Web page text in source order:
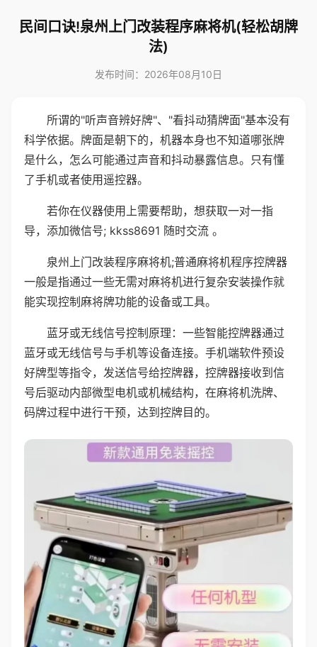
民间口诀!泉州上门改装程序麻将机(轻松胡牌
法)
发布时间：2026年08月10日
所谓的"听声音辨好牌"、"看抖动猜牌面"基本没有
科学依据。牌面是朝下的，机器本身也不知道哪张牌
是什么，怎么可能通过声音和抖动暴露信息。只有懂
了手机或者使用遥控器。
若你在仪器使用上需要帮助，想获取一对一指
导，添加微信号; kkss8691 随时交流 。
泉州上门改装程序麻将机;普通麻将机程序控牌器
一般是指通过一些无需对麻将机进行复杂安装操作就
能实现控制麻将牌功能的设备或工具。
蓝牙或无线信号控制原理：一些智能控牌器通过
蓝牙或无线信号与手机等设备连接。手机端软件预设
好牌型等指令，发送信号给控牌器，控牌器接收到信
号后驱动内部微型电机或机械结构，在麻将机洗牌、
码牌过程中进行干预，达到控牌目的。